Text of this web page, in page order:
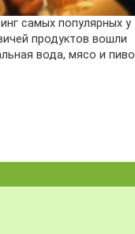
самых популярных у
продуктов вошли
вода, мясо и пиво